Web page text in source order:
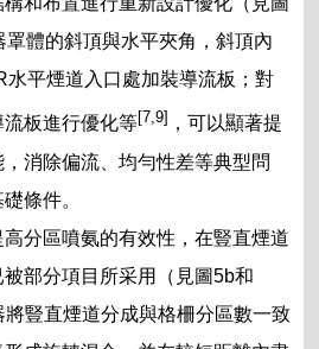
體的斜頂與水平夾角，斜頂內
水平煙道入口處加裝導流板；對
板進行優化等[7,9] ，可以顯著提
消除偏流、均勻性差等典型問
條件。
分區噴氨的有效性，在豎直煙道
部分項目所采用（見圖5b和
豎直煙道分成與格柵分區數一致